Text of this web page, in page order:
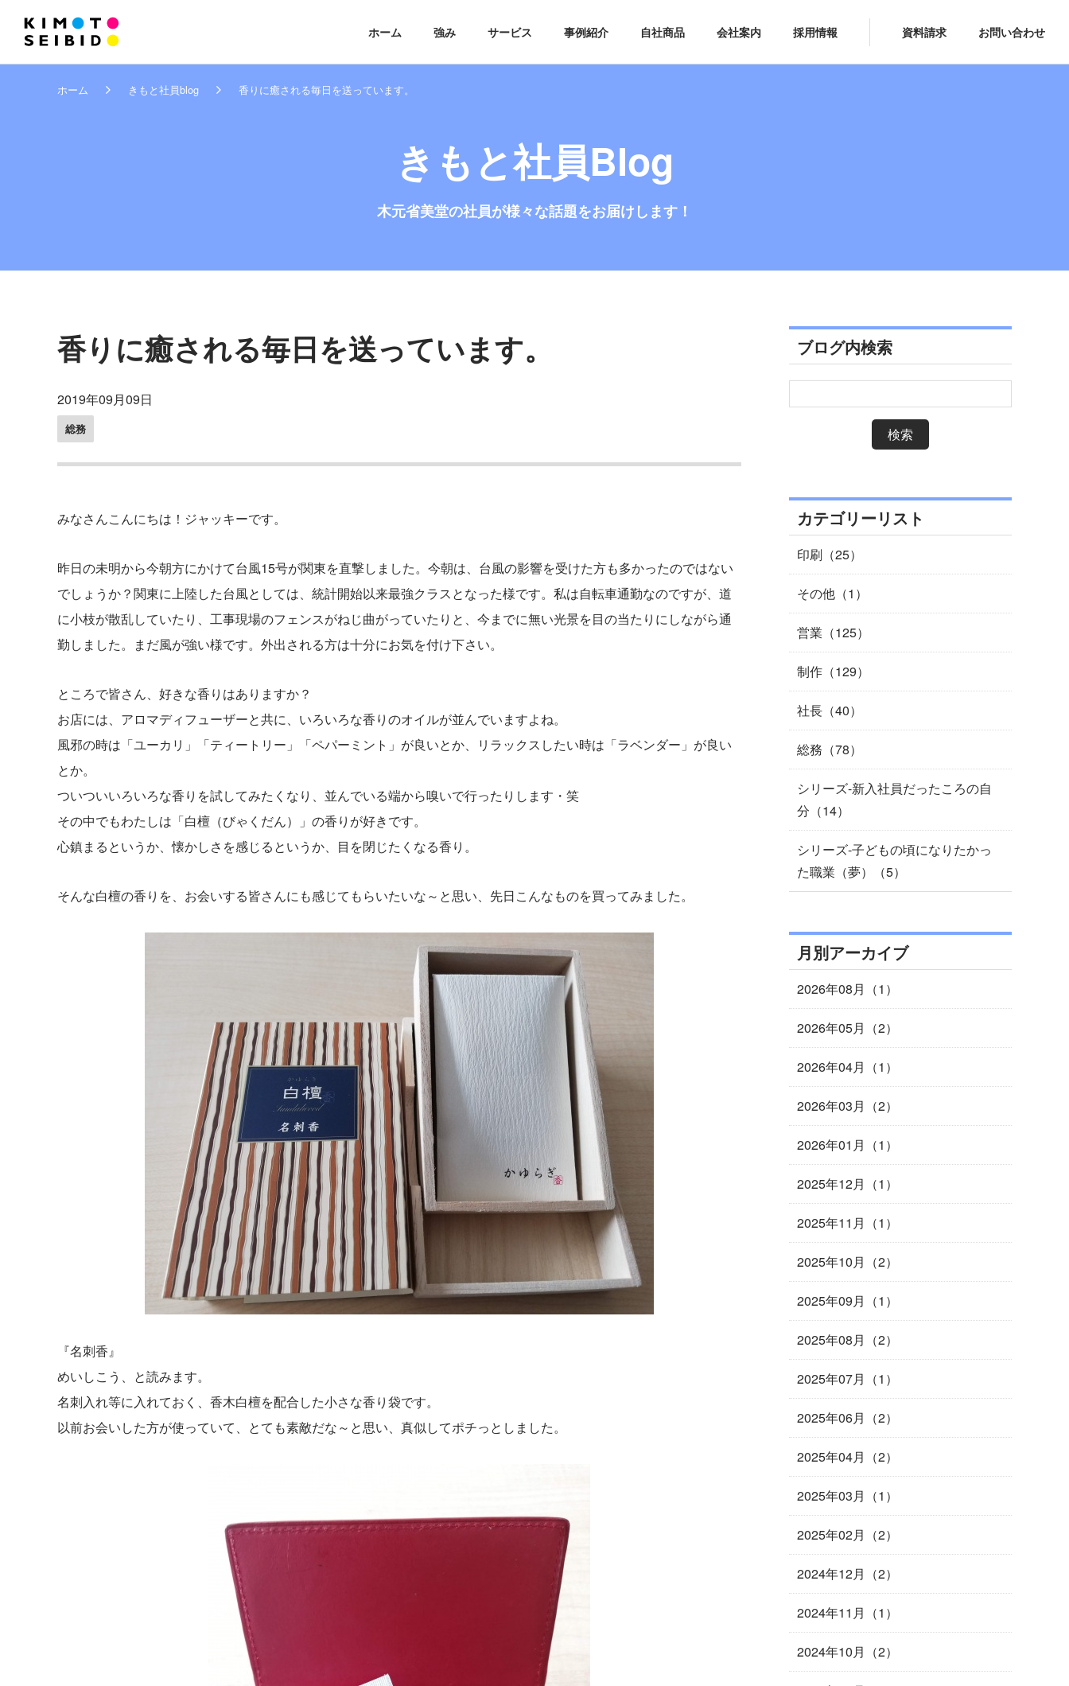
ホーム 強み サービス 事例紹介 自社商品 会社案内 採用情報 資料請求 お問い合わせ
ホーム きもと社員blog 香りに癒される毎日を送っています。
きもと社員Blog
木元省美堂の社員が様々な話題をお届けします！
香りに癒される毎日を送っています。
2019年09月09日
総務
みなさんこんにちは！ジャッキーです。
昨日の未明から今朝方にかけて台風15号が関東を直撃しました。今朝は、台風の影響を受けた方も多かったのではない
でしょうか？関東に上陸した台風としては、統計開始以来最強クラスとなった様です。私は自転車通勤なのですが、道
に小枝が散乱していたり、工事現場のフェンスがねじ曲がっていたりと、今までに無い光景を目の当たりにしながら通
勤しました。まだ風が強い様です。外出される方は十分にお気を付け下さい。
ところで皆さん、好きな香りはありますか？
お店には、アロマディフューザーと共に、いろいろな香りのオイルが並んでいますよね。
風邪の時は「ユーカリ」「ティートリー」「ペパーミント」が良いとか、リラックスしたい時は「ラベンダー」が良い
とか。
ついついいろいろな香りを試してみたくなり、並んでいる端から嗅いで行ったりします・笑
その中でもわたしは「白檀（びゃくだん）」の香りが好きです。
心鎮まるというか、懐かしさを感じるというか、目を閉じたくなる香り。
そんな白檀の香りを、お会いする皆さんにも感じてもらいたいな～と思い、先日こんなものを買ってみました。
『名刺香』
めいしこう、と読みます。
名刺入れ等に入れておく、香木白檀を配合した小さな香り袋です。
以前お会いした方が使っていて、とても素敵だな～と思い、真似してポチっとしました。
ブログ内検索
カテゴリーリスト
印刷（25）
その他（1）
営業（125）
制作（129）
社長（40）
総務（78）
シリーズ-新入社員だったころの自
分（14）
シリーズ-子どもの頃になりたかっ
た職業（夢）（5）
月別アーカイブ
2026年08月（1）
2026年05月（2）
2026年04月（1）
2026年03月（2）
2026年01月（1）
2025年12月（1）
2025年11月（1）
2025年10月（2）
2025年09月（1）
2025年08月（2）
2025年07月（1）
2025年06月（2）
2025年04月（2）
2025年03月（1）
2025年02月（2）
2024年12月（2）
2024年11月（1）
2024年10月（2）